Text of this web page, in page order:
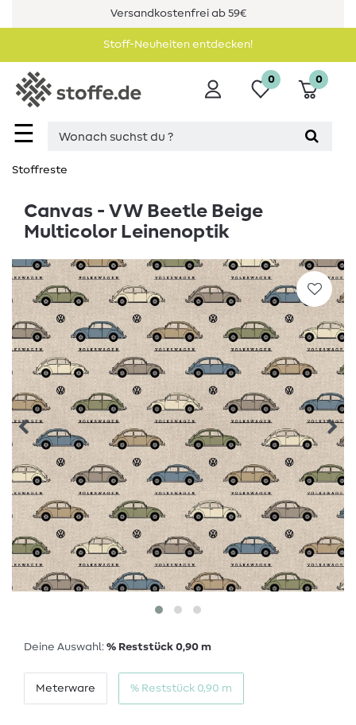
Versandkostenfrei ab 59€
Stoff-Neuheiten entdecken!
☰
0 0
Stoffreste
Canvas - VW Beetle Beige
Multicolor Leinenoptik
Deine Auswahl: % Reststück 0,90 m
Meterware % Reststück 0,90 m